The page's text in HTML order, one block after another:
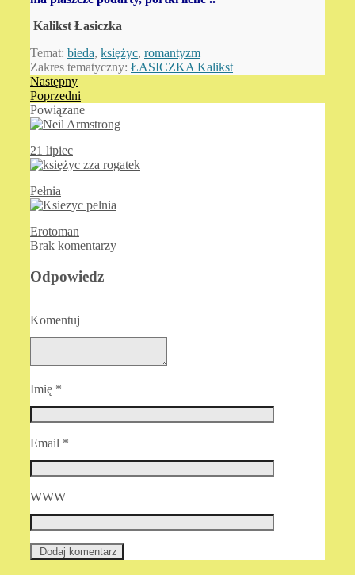
Kalikst Łasiczka
Temat: bieda, księżyc, romantyzm
Zakres tematyczny: ŁASICZKA Kalikst
Następny
Poprzedni
Powiązane
21 lipiec
Pełnia
Erotoman
Brak komentarzy
Odpowiedz
Komentuj
Imię *
Email *
WWW